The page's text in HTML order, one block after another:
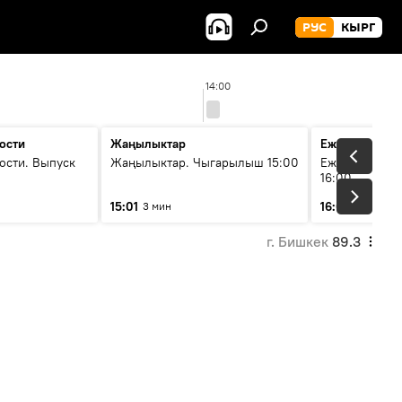
РУС КЫРГ
14:00
Выпуск
Жаңылыктар
Жаңылыктар. Чыгарылыш 15:00
15:01 3 мин
Ежедневные
Ежедневные
16:00
16:01
3 мин
г. Бишкек 89.3